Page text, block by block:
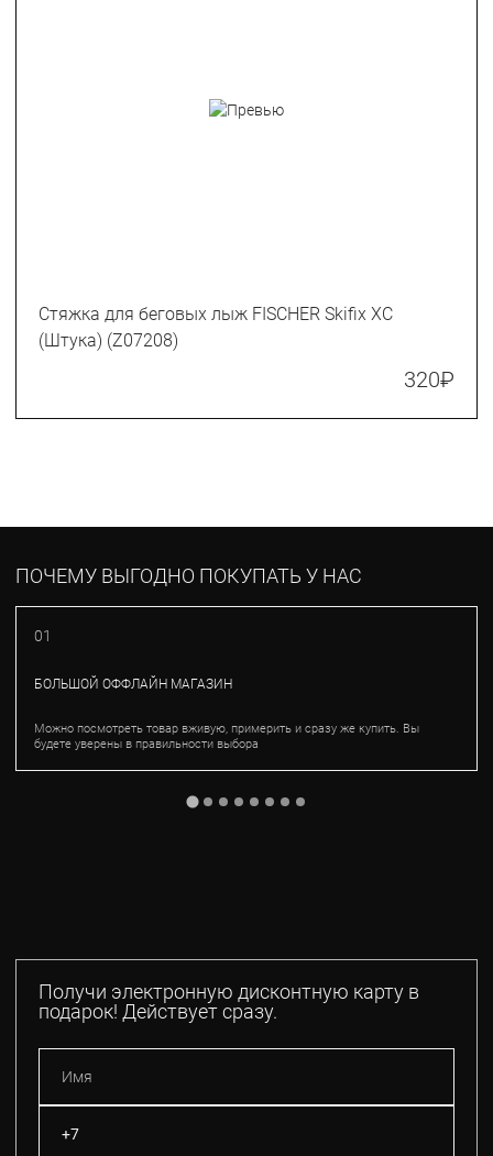
Стяжка для беговых лыж FISCHER Skifix XC
(Штука) (Z07208)
320₽
ПОЧЕМУ ВЫГОДНО ПОКУПАТЬ У НАС
01
БОЛЬШОЙ ОФФЛАЙН МАГАЗИН
Можно посмотреть товар вживую, примерить и сразу же купить. Вы
будете уверены в правильности выбора
Получи электронную дисконтную карту в
подарок! Действует сразу.